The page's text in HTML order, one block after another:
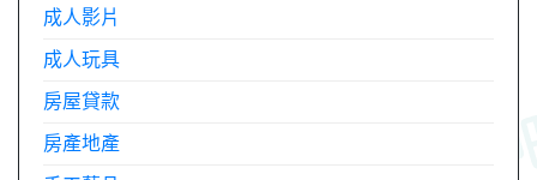
成人影片
成人玩具
房屋貸款
房產地產